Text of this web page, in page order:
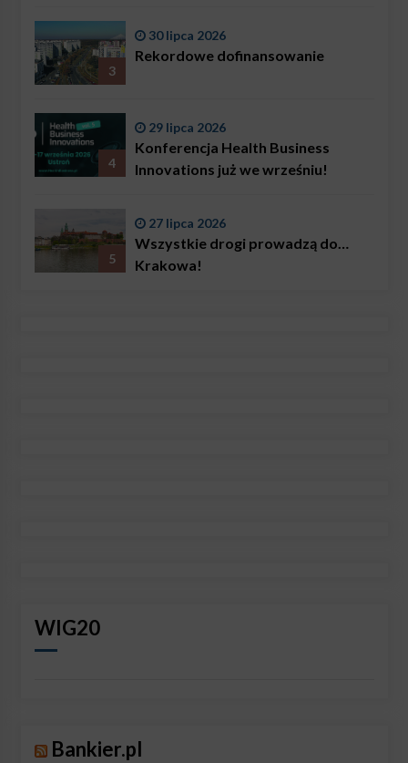
problemem są nie tylko choroby
3
30 lipca 2026
Rekordowe dofinansowanie
4
29 lipca 2026
Konferencja Health Business
Innovations już we wrześniu!
5
27 lipca 2026
Wszystkie drogi prowadzą do…
Krakowa!
WIG20
Bankier.pl